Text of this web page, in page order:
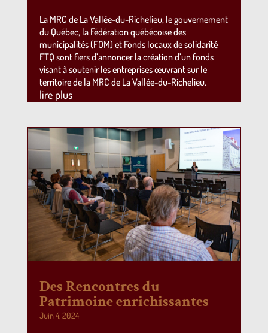
La MRC de La Vallée-du-Richelieu, le gouvernement
du Québec, la Fédération québécoise des
municipalités (FQM) et Fonds locaux de solidarité
FTQ sont fiers d’annoncer la création d’un fonds
visant à soutenir les entreprises œuvrant sur le
territoire de la MRC de La Vallée-du-Richelieu.
lire plus
Des Rencontres du
Patrimoine enrichissantes
Juin 4, 2024